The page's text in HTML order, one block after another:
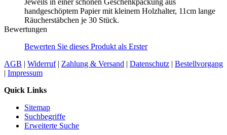
handgeschöptem Papier mit kleinem Holzhalter, 11cm lange
Räucherstäbchen je 30 Stück.
Bewertungen
Bewerten Sie dieses Produkt als Erster
AGB | Widerruf| Zahlung & Versand | Datenschutz | Bestellvorgang
| Impressum
Quick Links
Sitemap
Suchbegriffe
Erweiterte Suche